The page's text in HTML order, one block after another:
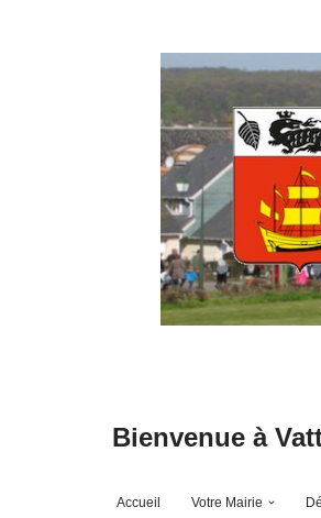
Bienvenue à
Accueil Votre Mairie